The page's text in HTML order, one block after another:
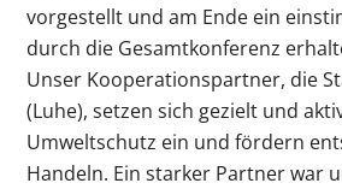
vorgestellt und am Ende ein
durch die Gesamtkonferenz
Unser Kooperationspartner, die
(Luhe), setzen sich gezielt und
Umweltschutz ein und fördern
Handeln. Ein starker Partner war